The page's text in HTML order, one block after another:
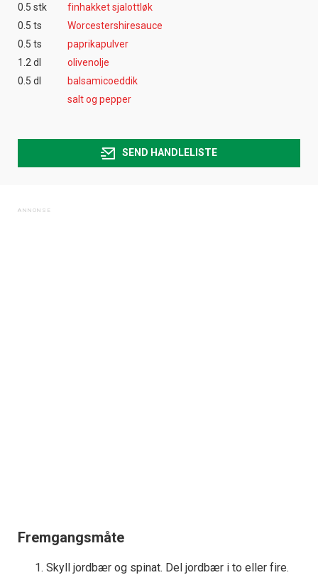
0.5 stk
finhakket sjalottløk
0.5 ts
Worcestershiresauce
0.5 ts
paprikapulver
1.2 dl
olivenolje
0.5 dl
balsamicoeddik
salt og pepper
SEND HANDLELISTE
Fremgangsmåte
Skyll jordbær og spinat. Del jordbær i to eller fire.